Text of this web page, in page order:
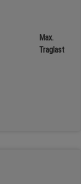
Max.
Traglast